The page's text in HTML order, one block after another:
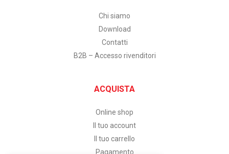
Chi siamo
Download
Contatti
B2B – Accesso rivenditori
ACQUISTA
Online shop
Il tuo account
Il tuo carrello
Pagamento